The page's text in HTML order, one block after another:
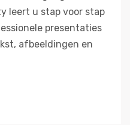
leert u stap voor stap
presentaties
afbeeldingen en